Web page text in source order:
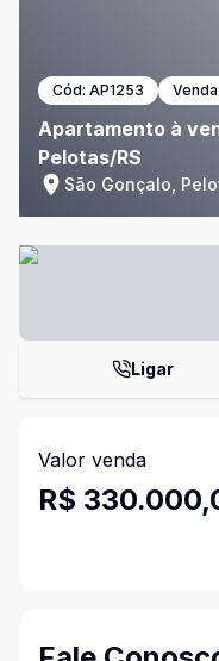
Cód: AP1253 Venda
Apartamento à
Pelotas/RS
São Gonçalo,
Ligar
Valor venda
R$